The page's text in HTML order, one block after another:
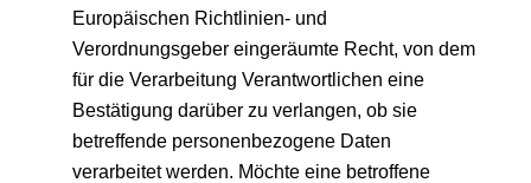
Europäischen Richtlinien- und
Verordnungsgeber eingeräumte Recht, von dem
für die Verarbeitung Verantwortlichen eine
Bestätigung darüber zu verlangen, ob sie
betreffende personenbezogene Daten
verarbeitet werden. Möchte eine betroffene